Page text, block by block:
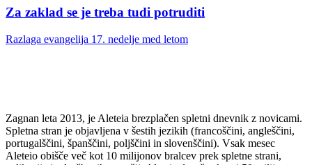
Za zaklad se je treba tudi potruditi
Razlaga evangelija 17. nedelje med letom
Zagnan leta 2013, je Aleteia brezplačen spletni dnevnik z novicami.
Spletna stran je objavljena v šestih jezikih (francoščini, angleščini,
portugalščini, španščini, poljščini in slovenščini). Vsak mesec
Aleteio obišče več kot 10 milijonov bralcev prek spletne strani,